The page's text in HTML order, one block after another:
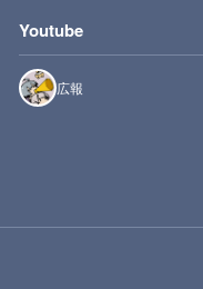
Youtube
広報